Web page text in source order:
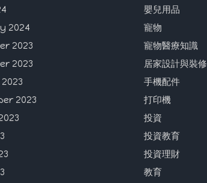
2024
2023
2023
2023
嬰兒用品
寵物
寵物醫療知識
居家設計與裝修
手機配件
打印機
投資
投資教育
投資理財
教育